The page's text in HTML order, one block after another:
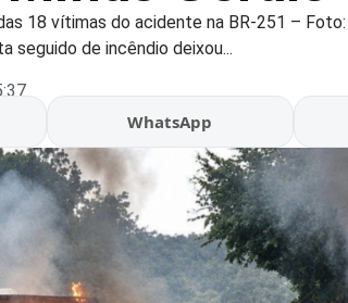
18 vítimas do acidente na BR-251 –
seguido de incêndio deixou...
WhatsApp